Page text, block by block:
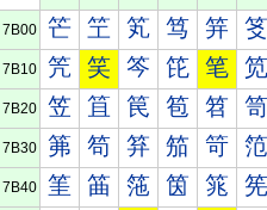
7B00 笀 笁 笂 笃 笄 笅
7B10 笐 笑 笒 笓 笔 笕
7B20 笠 笡 笢 笣 笤 笥
7B30 笰 笱 笲 笳 笴 笵
7B40 筀 筁 筂 筃 筄 筅